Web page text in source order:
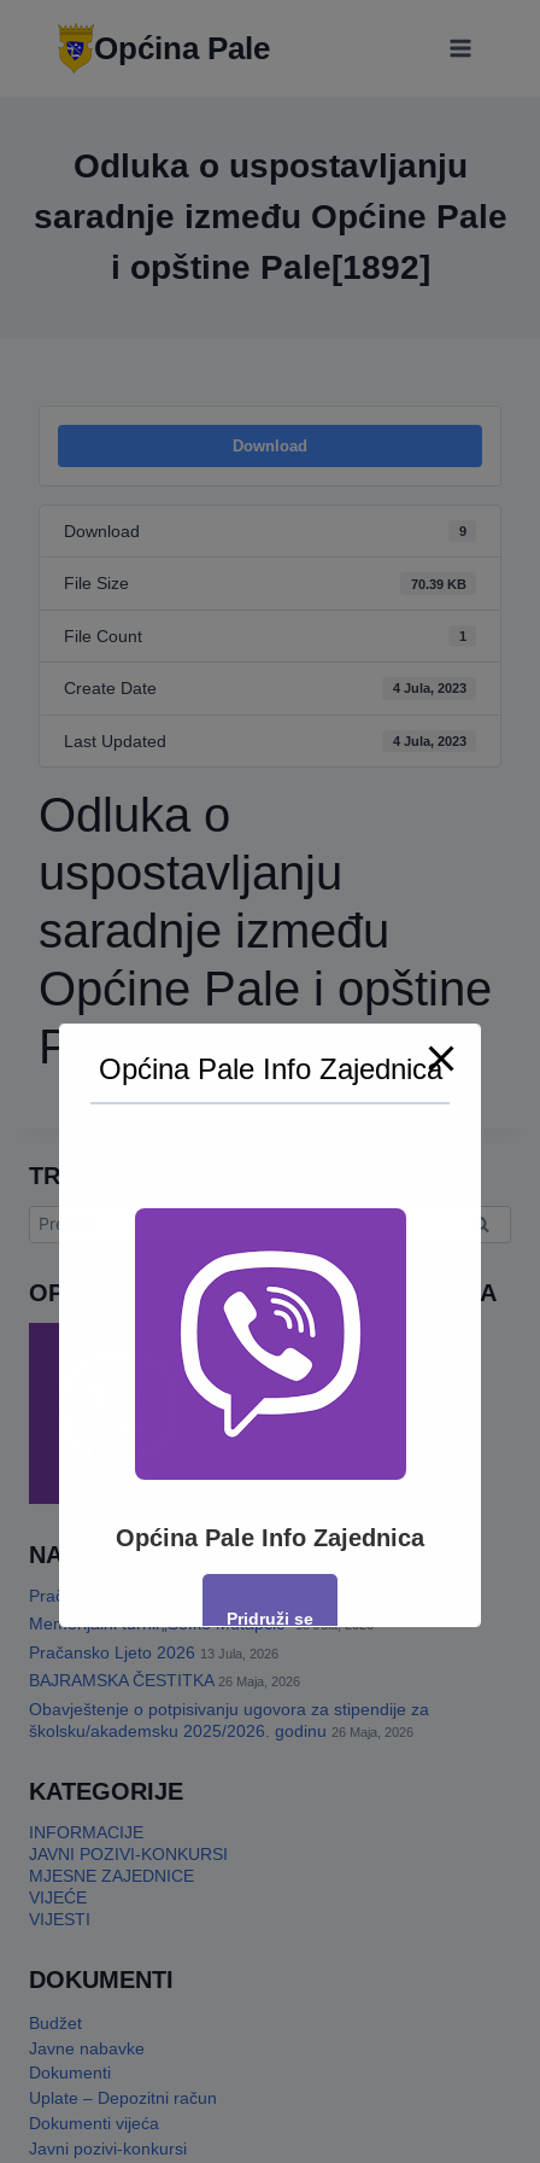
Općina Pale
Odluka o uspostavljanju
saradnje između Općine Pale
i opštine Pale[1892]
Download
Download 9
File Size 70.39 KB
File Count 1
Create Date 4 Jula, 2023
Last Updated 4 Jula, 2023
Odluka o
uspostavljanju
saradnje između
Općine Pale i opštine
Pale[1892]
TRAŽI
Pretraga:
OPĆINA PALE INFO – VIBER ZAJEDNICA
NAJNOVIJE
Pračansko ljeto 2026 · Program za djecu
Memorijalni turnir„Šefko Mutapčić“ 13 Jula, 2026
Pračansko Ljeto 2026 13 Jula, 2026
BAJRAMSKA ČESTITKA 26 Maja, 2026
Obavještenje o potpisivanju ugovora za stipendije za
školsku/akademsku 2025/2026. godinu 26 Maja, 2026
KATEGORIJE
INFORMACIJE
JAVNI POZIVI-KONKURSI
MJESNE ZAJEDNICE
VIJEĆE
VIJESTI
DOKUMENTI
Budžet
Javne nabavke
Dokumenti
Uplate – Depozitni račun
Dokumenti vijeća
Javni pozivi-konkursi
Općina Pale Info Zajednica
Općina Pale Info Zajednica
Pridruži se
This will close in